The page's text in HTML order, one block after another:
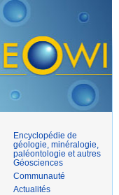
Encyclopédie de
géologie, minéralogie,
paléontologie et autres
Géosciences
Communauté
Actualités